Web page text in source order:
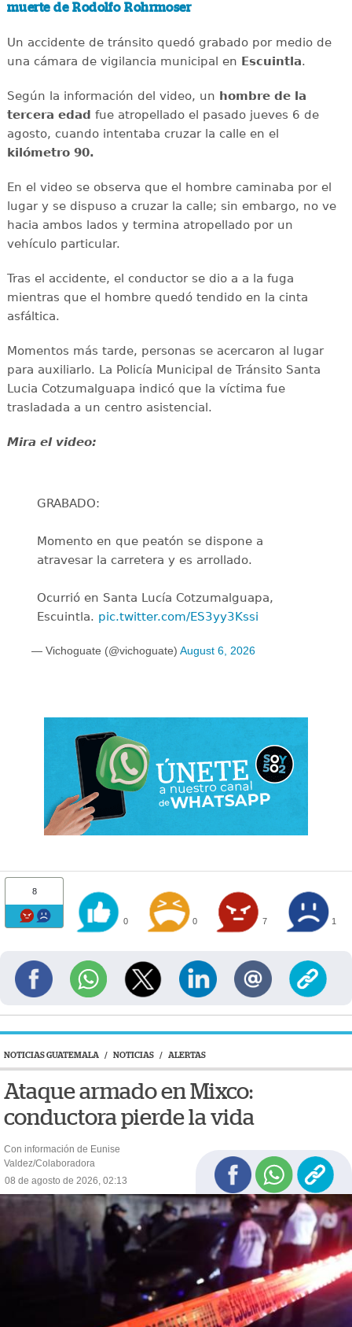
muerte de Rodolfo Rohrmoser
Un accidente de tránsito quedó grabado por medio de
una cámara de vigilancia municipal en Escuintla.
Según la información del video, un hombre de la
tercera edad fue atropellado el pasado jueves 6 de
agosto, cuando intentaba cruzar la calle en el
kilómetro 90.
En el video se observa que el hombre caminaba por el
lugar y se dispuso a cruzar la calle; sin embargo, no ve
hacia ambos lados y termina atropellado por un
vehículo particular.
Tras el accidente, el conductor se dio a a la fuga
mientras que el hombre quedó tendido en la cinta
asfáltica.
Momentos más tarde, personas se acercaron al lugar
para auxiliarlo. La Policía Municipal de Tránsito Santa
Lucia Cotzumalguapa indicó que la víctima fue
trasladada a un centro asistencial.
Mira el video:
GRABADO:
Momento en que peatón se dispone a
atravesar la carretera y es arrollado.
Ocurrió en Santa Lucía Cotzumalguapa,
Escuintla. pic.twitter.com/ES3yy3Kssi
— Vichoguate (@vichoguate) August 6, 2026
8
0 0 7 1
NOTICIAS GUATEMALA / NOTICIAS / ALERTAS
Ataque armado en Mixco:
conductora pierde la vida
Con información de Eunise
Valdez/Colaboradora
08 de agosto de 2026, 02:13